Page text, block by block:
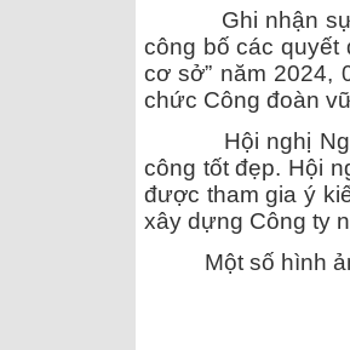
Ghi nhận sự nỗ
công bố các quyết
cơ sở” năm 2024,
chức Công đoàn
Hội nghị Người
công tốt đẹp. Hội
được tham gia ý
xây dựng Công ty
Một số hình